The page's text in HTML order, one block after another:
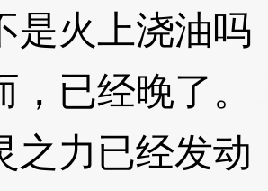
是火上浇油吗
已经晚了。
力已经发动